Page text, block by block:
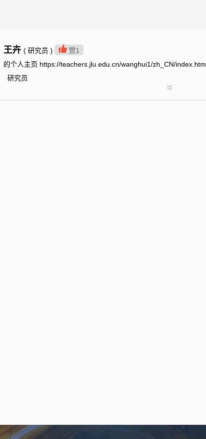
王卉 ( 研究员 ) 赞1
的个人主页 https://teachers.jlu.edu.cn/wanghui1/zh_CN/index.htm
研究员